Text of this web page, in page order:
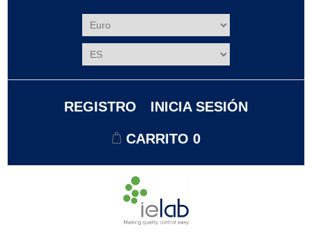
REGISTRO INICIA SESIÓN
CARRITO 0